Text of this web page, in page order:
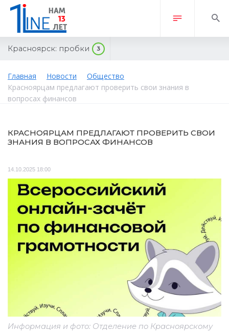
Красноярск: пробки 3
Главная Новости
Общество
Красноярцам предлагают проверить свои знания в
вопросах финансов
КРАСНОЯРЦАМ ПРЕДЛАГАЮТ ПРОВЕРИТЬ СВОИ
ЗНАНИЯ В ВОПРОСАХ ФИНАНСОВ
14.10.2025 18:00
Информация и фото: Отделение по Красноярскому